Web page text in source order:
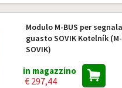
Modulo M-BUS per
guasto SOVIK Kotelník
SOVIK)
in magazzino
€ 297,44